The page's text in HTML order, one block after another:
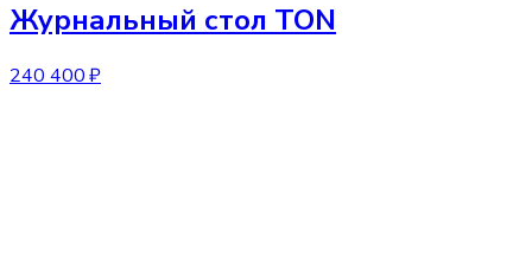
Журнальный стол TON
240 400 ₽